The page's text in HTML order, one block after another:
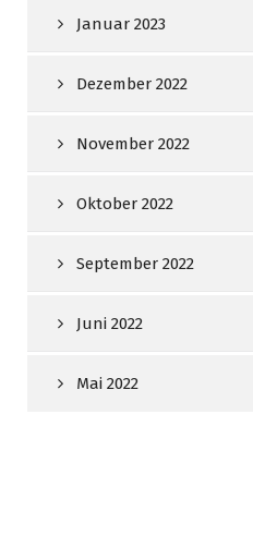
Januar 2023
Dezember 2022
November 2022
Oktober 2022
September 2022
Juni 2022
Mai 2022